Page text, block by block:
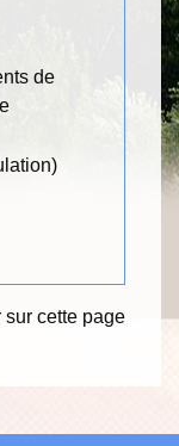
de
cette page